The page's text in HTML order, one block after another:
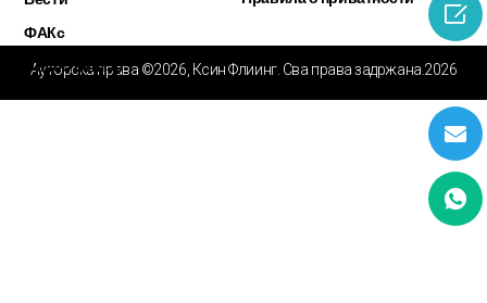
ФАКс
Видео центар
Ауторска права ©2026, Ксин Флиинг. Сва права задржана.2026
